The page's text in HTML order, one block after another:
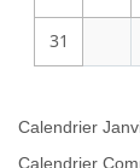
31
Calendrier
Calendrier